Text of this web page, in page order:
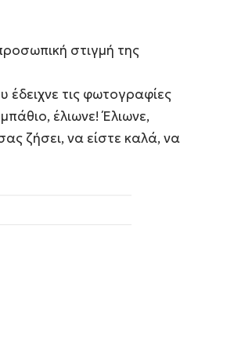
στιγμή της
τις φωτογραφίες
έλιωνε! Έλιωνε,
ζήσει, να είστε καλά, να